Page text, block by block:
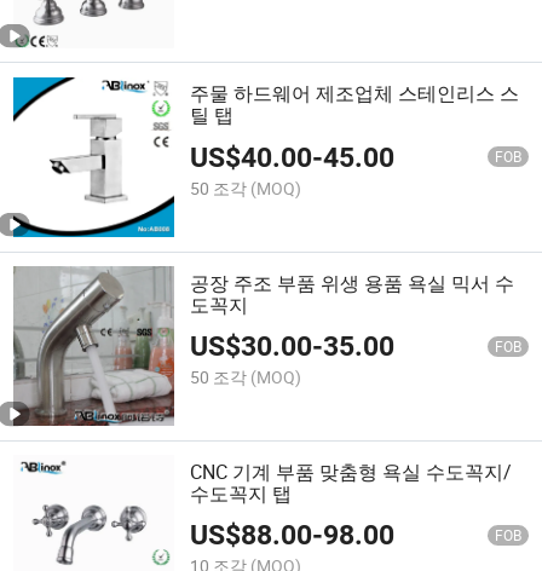
주물 하드웨어 제조업체 스테인리스 스
틸 탭
US$40.00-45.00 FOB
50 조각 (MOQ)
공장 주조 부품 위생 용품 욕실 믹서 수
도꼭지
US$30.00-35.00 FOB
50 조각 (MOQ)
CNC 기계 부품 맞춤형 욕실 수도꼭지/
수도꼭지 탭
US$88.00-98.00 FOB
10 조각 (MOQ)